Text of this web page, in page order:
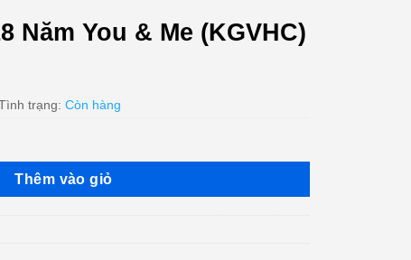
Năm You & Me (KGVHC)
trạng: Còn hàng
Thêm vào giỏ